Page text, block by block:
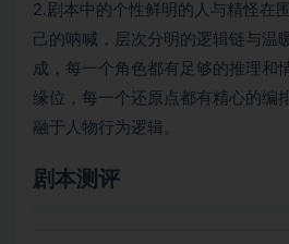
2.剧本中的个性鲜明的人与精怪在
己的呐喊，层次分明的逻辑链与温
成，每一个角色都有足够的推理和
缘位，每一个还原点都有精心的编
融于人物行为逻辑。
剧本测评